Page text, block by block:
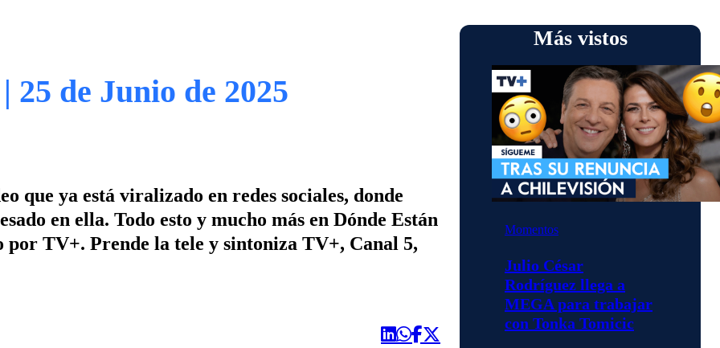
25 de Junio de 2025
que ya está viralizado en redes sociales, donde
en ella. Todo esto y mucho más en Dónde Están
por TV+. Prende la tele y sintoniza TV+, Canal 5,
Más vistos
Momentos
Julio César
Rodríguez llega a
MEGA para trabajar
con Tonka Tomicic